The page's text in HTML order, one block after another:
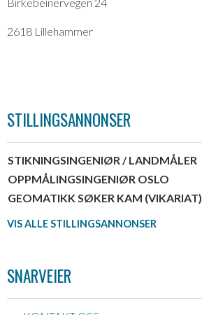
2618 Lillehammer
STILLINGSANNONSER
STIKNINGSINGENIØR / LANDMÅLER
OPPMÅLINGSINGENIØR OSLO
GEOMATIKK SØKER KAM (VIKARIAT)
VIS ALLE STILLINGSANNONSER
SNARVEIER